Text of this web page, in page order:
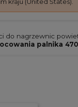
do nagrzewnic
palnika 470